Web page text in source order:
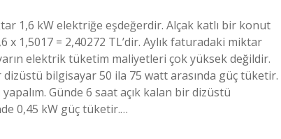
1,6 kW elektriğe eşdeğerdir. Alçak katlı bir konut
x 1,5017 = 2,40272 TL’dir. Aylık faturadaki miktar
elektrik tüketim maliyetleri çok yüksek değildir.
bilgisayar 50 ila 75 watt arasında güç tüketir.
Günde 6 saat açık kalan bir dizüstü
0,45 kW güç tüketir.…